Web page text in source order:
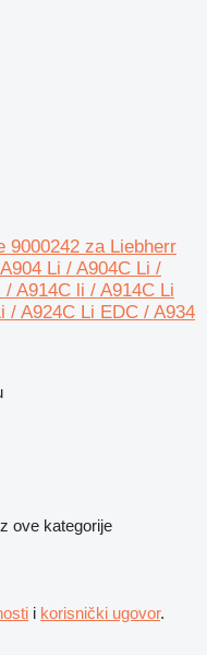
9000242 za Liebherr
Li / A904C Li /
A914C li / A914C Li
/ A924C Li EDC / A934
ove kategorije
i korisnički ugovor.